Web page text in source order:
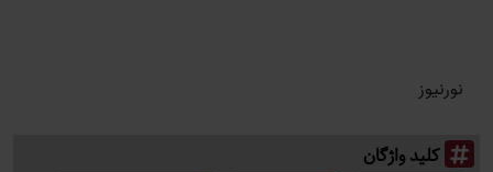
نورنیوز
کلید واژگان